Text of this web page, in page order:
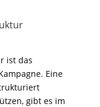
ist das
Eine
gibt es im